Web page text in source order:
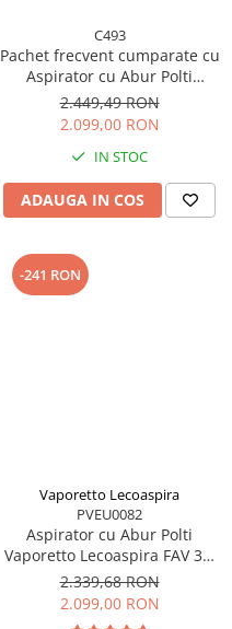
C493
Pachet frecvent cumparate cu
Aspirator cu Abur Polti
Vaporetto Lecoaspira FAV 30,
2450 W, Functie
Spalare/Uscare si Filtrare prin
Apa, Alb
2.449,49 RON
2.099,00 RON
IN STOC
ADAUGA IN COS
-241 RON
Vaporetto Lecoaspira
PVEU0082
Aspirator cu Abur Polti
Vaporetto Lecoaspira FAV 30,
2450 W, Functie
Spalare/Uscare si Filtrare prin
Apa, Alb
2.339,68 RON
2.099,00 RON